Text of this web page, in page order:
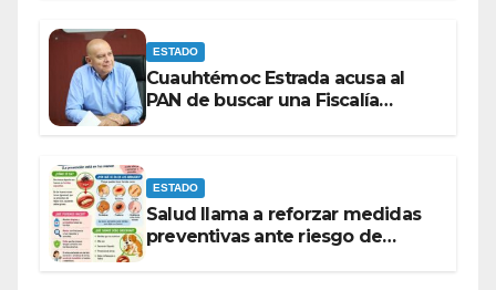
ESTADO
Cuauhtémoc Estrada acusa al
PAN de buscar una Fiscalía
ESTADO
Salud llama a reforzar medidas
preventivas ante riesgo de